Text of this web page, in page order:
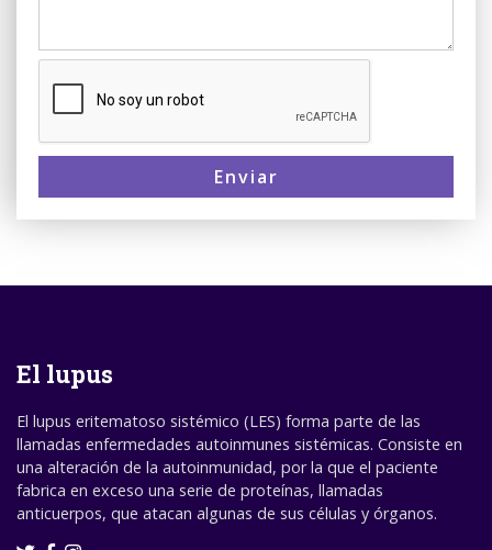
Enviar
El lupus
El lupus eritematoso sistémico (LES) forma parte de las
llamadas enfermedades autoinmunes sistémicas. Consiste en
una alteración de la autoinmunidad, por la que el paciente
fabrica en exceso una serie de proteínas, llamadas
anticuerpos, que atacan algunas de sus células y órganos.